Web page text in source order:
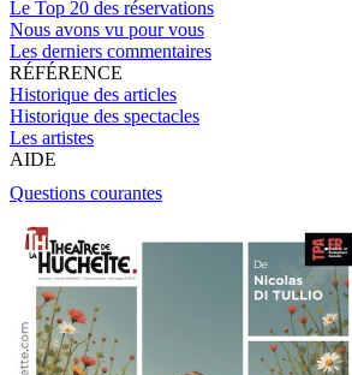
Le Top 20 des réservations
Nous avons vu pour vous
Les derniers commentaires
RÉFÉRENCE
Historique des articles
Historique des spectacles
Les artistes
AIDE
Questions courantes